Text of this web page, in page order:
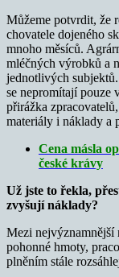
Můžeme potvrdit, že
chovatele dojeného
mnoho měsíců.
mléčných výrobků a
jednotlivých
se nepromítají pouze
přirážka
materiály i náklady a
Cena másla
české krávy
Už jste to řekla,
zvyšují náklady?
Mezi nejvýznamnější
pohonné hmoty,
plněním stále